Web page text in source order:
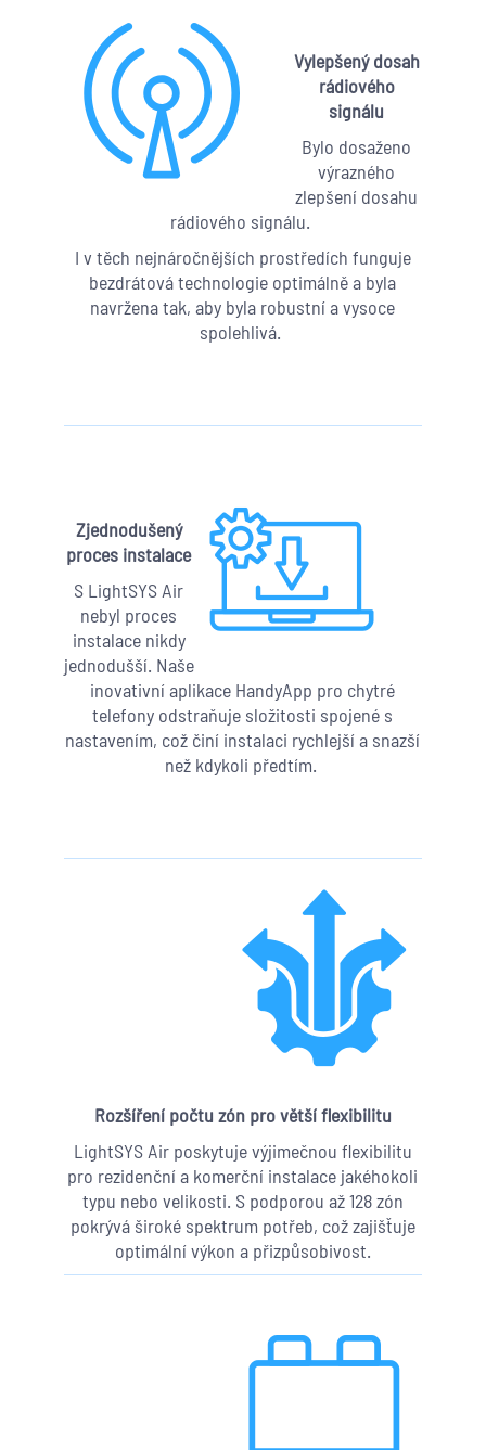
Vylepšený dosah
rádiového
signálu
Bylo dosaženo
výrazného
zlepšení dosahu
rádiového signálu.
I v těch nejnáročnějších prostředích funguje
bezdrátová technologie optimálně a byla
navržena tak, aby byla robustní a vysoce
spolehlivá.
Zjednodušený
proces instalace
S LightSYS Air
nebyl proces
instalace nikdy
jednodušší. Naše
inovativní aplikace HandyApp pro chytré
telefony odstraňuje složitosti spojené s
nastavením, což činí instalaci rychlejší a snazší
než kdykoli předtím.
Rozšíření počtu zón pro větší flexibilitu
LightSYS Air poskytuje výjimečnou flexibilitu
pro rezidenční a komerční instalace jakéhokoli
typu nebo velikosti. S podporou až 128 zón
pokrývá široké spektrum potřeb, což zajišťuje
optimální výkon a přizpůsobivost.